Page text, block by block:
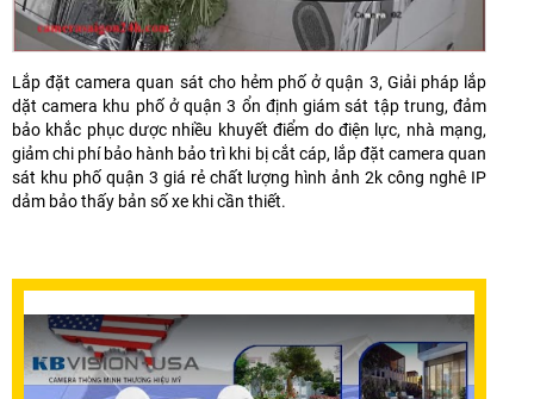
Lắp đặt camera quan sát cho hẻm phố ở quận 3, Giải pháp lắp
dặt camera khu phố ở quận 3 ổn định giám sát tập trung, đảm
bảo khắc phục dược nhiều khuyết điểm do điện lực, nhà mạng,
giảm chi phí bảo hành bảo trì khi bị cắt cáp, lắp đặt camera quan
sát khu phố quận 3 giá rẻ chất lượng hình ảnh 2k công nghê IP
dảm bảo thấy bản số xe khi cần thiết.